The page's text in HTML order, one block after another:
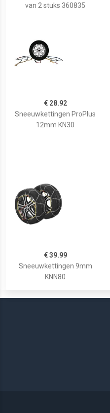
van 2 stuks 360835
€ 28.92
Sneeuwkettingen ProPlus
12mm KN30
€ 39.99
Sneeuwkettingen 9mm
KNN80